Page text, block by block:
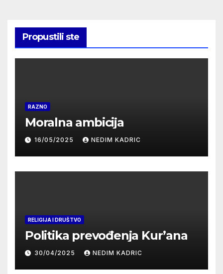
Propustili ste
RAZNO
Moralna ambicija
16/05/2025 NEDIM KADRIC
RELIGIJA I DRUŠTVO
Politika prevođenja Kur’ana
30/04/2025 NEDIM KADRIC